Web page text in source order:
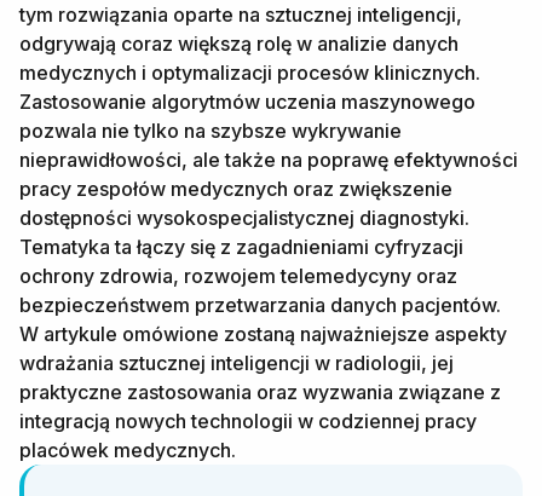
tym rozwiązania oparte na sztucznej inteligencji,
odgrywają coraz większą rolę w analizie danych
medycznych i optymalizacji procesów klinicznych.
Zastosowanie algorytmów uczenia maszynowego
pozwala nie tylko na szybsze wykrywanie
nieprawidłowości, ale także na poprawę efektywności
pracy zespołów medycznych oraz zwiększenie
dostępności wysokospecjalistycznej diagnostyki.
Tematyka ta łączy się z zagadnieniami cyfryzacji
ochrony zdrowia, rozwojem telemedycyny oraz
bezpieczeństwem przetwarzania danych pacjentów.
W artykule omówione zostaną najważniejsze aspekty
wdrażania sztucznej inteligencji w radiologii, jej
praktyczne zastosowania oraz wyzwania związane z
integracją nowych technologii w codziennej pracy
placówek medycznych.